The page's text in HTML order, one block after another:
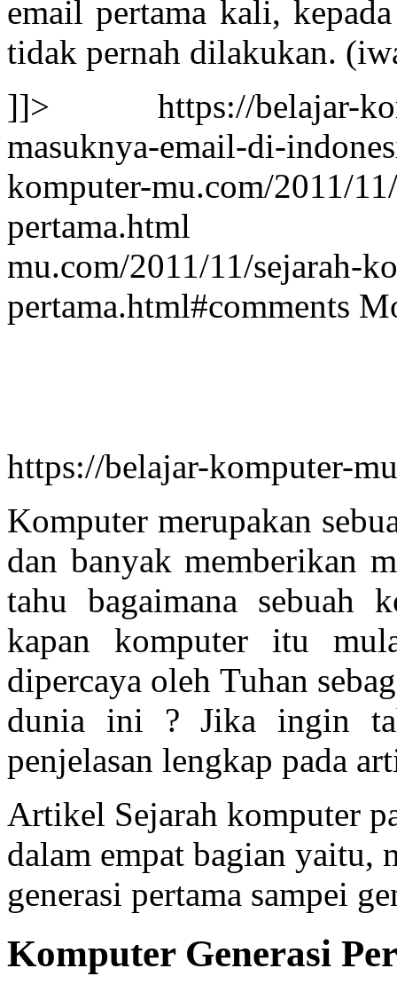
email pertama kali,
tidak pernah dilakukan.
]]> https://belajar-
masuknya-email-di-
komputer-mu.com/2011/
mu.com/2011/11/sejarah-
pertama.html#comments
https://belajar-komputer-
Komputer merupakan
dan banyak memberikan
tahu bagaimana sebuah
kapan komputer itu
dipercaya oleh Tuhan
dunia ini ? Jika ingin
penjelasan lengkap pada
Artikel Sejarah komputer
dalam empat bagian yaitu,
generasi pertama sampei
Komputer Generasi